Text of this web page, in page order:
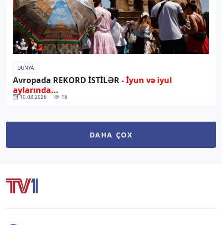
DÜNYA
Avropada REKORD İSTİLƏR -İyun və iyul
aylarında...
10.08.2026 16
DAHA ÇOX